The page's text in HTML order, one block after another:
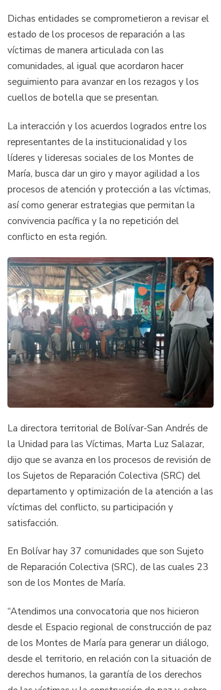
Dichas entidades se comprometieron a revisar el
estado de los procesos de reparación a las
víctimas de manera articulada con las
comunidades, al igual que acordaron hacer
seguimiento para avanzar en los rezagos y los
cuellos de botella que se presentan.
La interacción y los acuerdos logrados entre los
representantes de la institucionalidad y los
líderes y lideresas sociales de los Montes de
María, busca dar un giro y mayor agilidad a los
procesos de atención y protección a las víctimas,
así como generar estrategias que permitan la
convivencia pacífica y la no repetición del
conflicto en esta región.
La directora territorial de Bolívar-San Andrés de
la Unidad para las Víctimas, Marta Luz Salazar,
dijo que se avanza en los procesos de revisión de
los Sujetos de Reparación Colectiva (SRC) del
departamento y optimización de la atención a las
víctimas del conflicto, su participación y
satisfacción.
En Bolívar hay 37 comunidades que son Sujeto
de Reparación Colectiva (SRC), de las cuales 23
son de los Montes de María.
“Atendimos una convocatoria que nos hicieron
desde el Espacio regional de construcción de paz
de los Montes de María para generar un diálogo,
desde el territorio, en relación con la situación de
derechos humanos, la garantía de los derechos